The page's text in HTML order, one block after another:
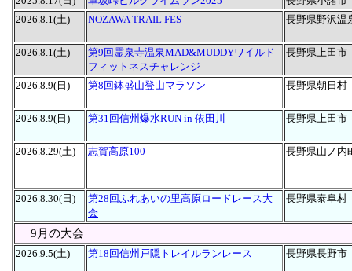
2026.8.1(土)
NOZAWA TRAIL FES 長野県野沢温
2026.8.1(土)
第9回霊泉寺温泉MAD&MUDDYワイルド
フィットネスチャレンジ
長野県上田市
2026.8.9(日) 第8回鉢盛山登山マラソン 長野県朝日村
2026.8.9(日) 第31回信州爆水RUN in 依田川 長野県上田市
2026.8.29(土) 志賀高原100 長野県山ノ内
2026.8.30(日)
第28回ふれあいの里高原ロードレース大
会
長野県泰阜村
9月の大会
2026.9.5(土) 第18回信州戸隠トレイルランレース 長野県長野市